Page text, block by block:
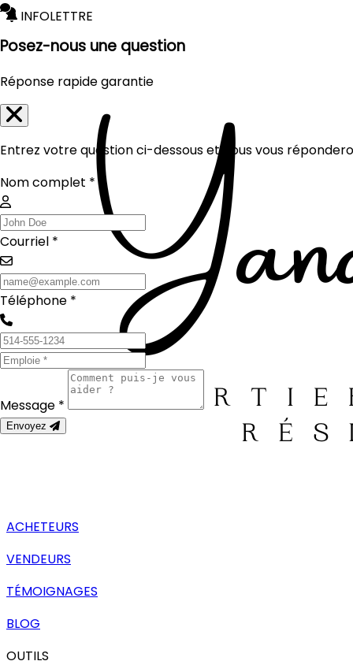
INFOLETTRE
ACHETEURS
VENDEURS
TÉMOIGNAGES
BLOG
OUTILS
Posez-nous une question
Réponse rapide garantie
Entrez votre question ci-dessous et nous vous
Nom complet *
Courriel *
Téléphone *
Message *
Envoyez